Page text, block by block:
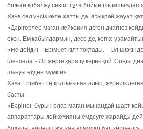
болған қобалжу сезімі тұла бойын шымшымдап
Хауа сәл үнсіз келе жатты да, асықпай жауап
«Дәрігерлер маған лейкемия деген диагноз
екен. Ем қабылдармын, десе де, көпке ұзамайтын
«Не дейд?! – Ерімбет кілт тоқтады. – Ол
іле-шала. - Әр жерге қаралу керек қой. Соңғы
шығуы әбден мүмкін».
Хауа Ерімбеттің қолтығынан алып, жүрейік
басты.
«Бәрінен бұрын олар маған мынандай шарт
аппараттары лейкемияны емдеуге жарайды